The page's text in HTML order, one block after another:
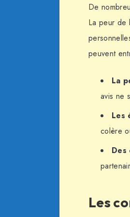
De
La peur de
peuvent
La
avis ne
Les
colère
Des
Les